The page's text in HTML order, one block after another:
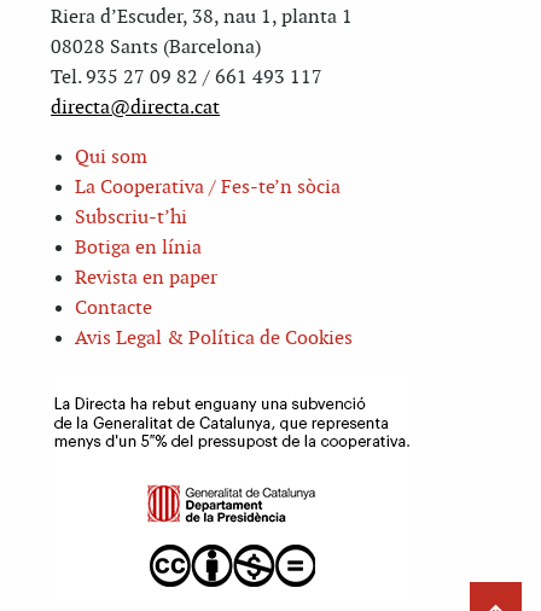
Riera d’Escuder, 38, nau 1, planta 1
08028 Sants (Barcelona)
Tel. 935 27 09 82 / 661 493 117
directa@directa.cat
Qui som
La Cooperativa / Fes-te’n sòcia
Subscriu-t’hi
Botiga en línia
Revista en paper
Contacte
Avis Legal & Política de Cookies